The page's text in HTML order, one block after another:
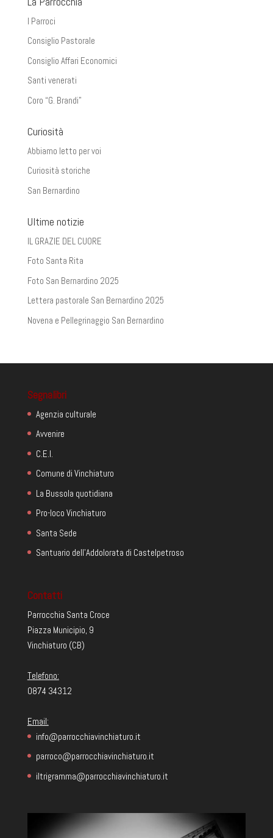
I Parroci
Consiglio Pastorale
Consiglio Affari Economici
Santi venerati
Coro “G. Brandi”
Curiosità
Abbiamo letto per voi
Curiosità storiche
San Bernardino
Ultime notizie
IL GRAZIE DEL CUORE
Foto Santa Rita
Foto San Bernardino 2025
Lettera pastorale San Bernardino 2025
Novena e Pellegrinaggio San Bernardino
Segnalibri
Agenzia culturale
Avvenire
C.E.I.
Comune di Vinchiaturo
La Bussola quotidiana
Pro-loco Vinchiaturo
Santa Sede
Santuario dell'Addolorata di Castelpetroso
Contatti
Parrocchia Santa Croce
Piazza Municipio, 9
Vinchiaturo (CB)
Telefono:
0874 34312
Email:
info@parrocchiavinchiaturo.it
parroco@parrocchiavinchiaturo.it
iltrigramma@parrocchiavinchiaturo.it